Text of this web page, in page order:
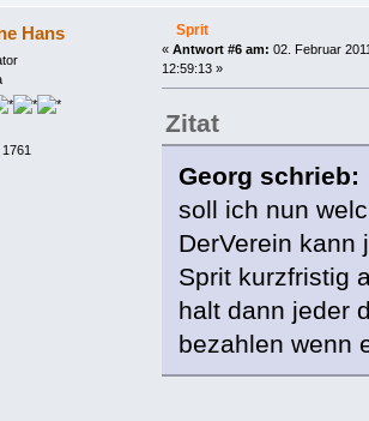
Hans Sprit
« Antwort #6 am: 02. Februar
12:59:13 »
Zitat
Georg schrieb:
soll ich nun
DerVerein kann
Sprit kurzfristig
halt dann jeder
bezahlen wenn